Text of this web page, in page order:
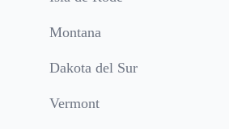
Montana
Dakota del Sur
Vermont